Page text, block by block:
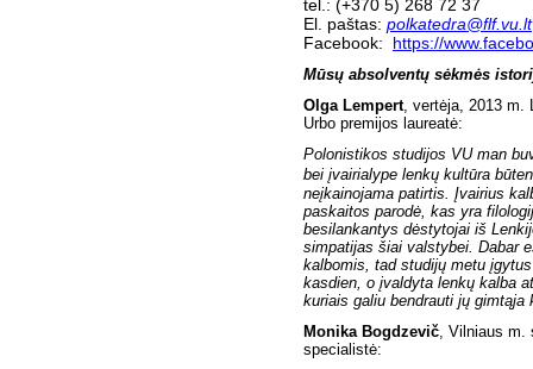
tel.: (+370 5) 268 72 37
El. paštas: polkatedra@flf.vu.lt
Facebook:
https://
Mūsų absolventų sėkmės
Olga Lempert, vertėja, 2013 m.
Urbo premijos laureatė:
Polonistikos studijos VU man
bei įvairialype lenkų kultūra
neįkainojama patirtis. Įvairius
paskaitos parodė, kas yra
besilankantys dėstytojai iš
simpatijas šiai valstybei. Dabar
kalbomis, tad studijų metu
kasdien, o įvaldyta lenkų kalba
kuriais galiu bendrauti jų gimtąja
Monika Bogdzevič , Vilniaus
specialistė: